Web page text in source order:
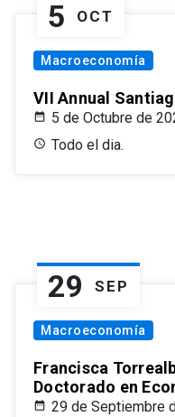
5 OCT
Macroeconomía
VII Annual
5 de Octubre de
Todo el dia.
29 SEP
Macroeconomía
Francisca
Doctorado en
29 de Septiembre